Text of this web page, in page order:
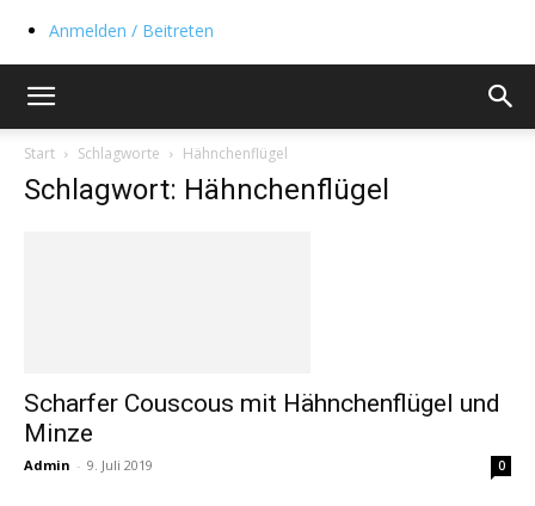
Anmelden / Beitreten
Start Schlagworte Hähnchenflügel
Schlagwort: Hähnchenflügel
Scharfer Couscous mit Hähnchenflügel und
Minze
Admin - 9. Juli 2019 0